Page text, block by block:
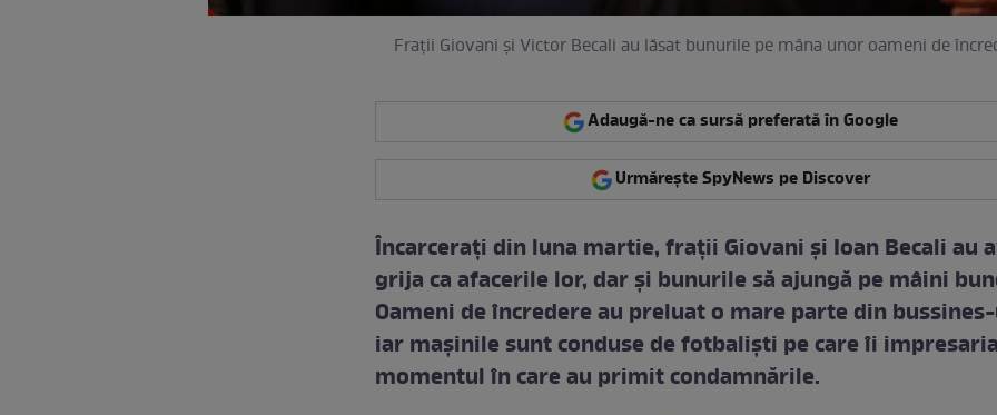
Fraţii Giovani şi Victor Becali au lăsat bunurile pe mâna unor oameni de
Adaugă-ne ca sursă preferată în Google
Urmărește SpyNews pe Discover
Încarceraţi din luna martie, fraţii Giovani şi Ioan Becali au
grija ca afacerile lor, dar şi bunurile să ajungă pe mâini
Oameni de încredere au preluat o mare parte din
iar maşinile sunt conduse de fotbalişti pe care îi
momentul în care au primit condamnările.